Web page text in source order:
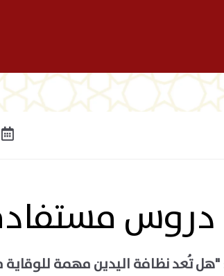
دروس
"هل تُعد نظافة اليدين مهمة